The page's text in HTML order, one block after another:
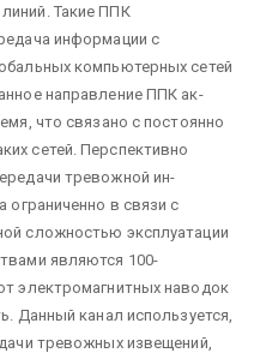
Такие ППК
информации с
ком­пьютерных сетей
направление ППК ак­
что связано с постоянно
сетей. Перспективно
тревожной ин­
ограниченно в связи с
сложностью эксплуатации
являются 100-
электромагнит­ных наводок
Данный канал используется,
тревожных извещений,